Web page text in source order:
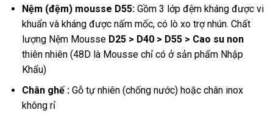
Nệm (đệm) mousse D55:Gồm 3 lớp đệm kháng được vi
khuẩn và kháng được nấm mốc, có lò xo trợ nhún. Chất
lượng Nệm Mousse D25 > D40 > D55 > Cao su non
thiên nhiên (48D là Mousse chỉ có ở sản phẩm Nhập
Khẩu)
Chân ghế :Gỗ tự nhiên (chống nước) hoặc chân inox
không rỉ